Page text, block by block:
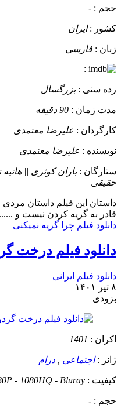
حجم : -
کشور :ایران
زبان : فارسی
:
رده سنی :بزرگسال
مدت زمان : 90 دقیقه
کارگردان : علیرضا معتمدی
نویسنده : علیرضا معتمدی
ستارگان :باران کوثری ||
حقیقی
داستان این فیلم داستان
قادر به گریه کردن نیست و ......
دانلود فیلم چرا گریه نمیکنی
دانلود فیلم درخت
دانلود فیلم ایرانی
۸ تیر ۱۴۰۱
بزودی
اکران : 1401
ژانر :اجتماعی درام
کیفیت : - 1080HQ - Bluray
حجم : -